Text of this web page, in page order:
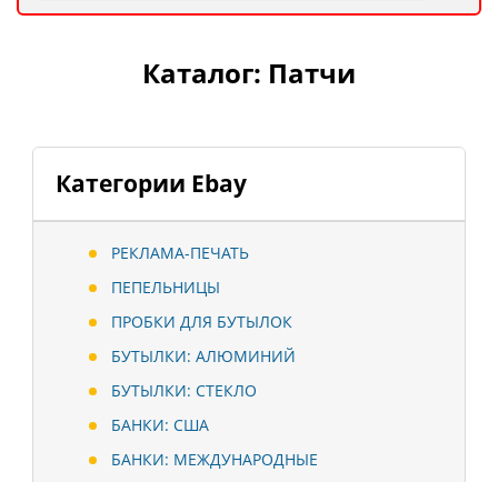
Категории Ebay
РЕКЛАМА-ПЕЧАТЬ
ПЕПЕЛЬНИЦЫ
ПРОБКИ ДЛЯ БУТЫЛОК
БУТЫЛКИ: АЛЮМИНИЙ
БУТЫЛКИ: СТЕКЛО
БАНКИ: США
БАНКИ: МЕЖДУНАРОДНЫЕ
Каталог: Патчи